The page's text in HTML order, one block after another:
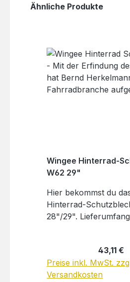
Produktgalerie
Ähnliche Produkte
Wingee Hinterrad-
W62 29"
Hier bekommst du
Hinterrad-
28"/29".
erkelmann-Bikes
Rosengarten 723701
43,11 €
Preise inkl. MwSt.
Versandkosten